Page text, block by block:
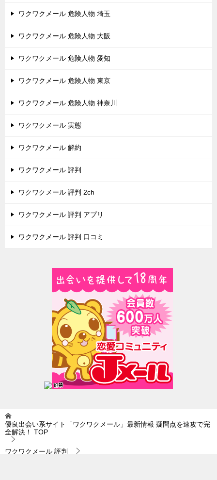
ワクワクメール 危険人物 埼玉
ワクワクメール 危険人物 大阪
ワクワクメール 危険人物 愛知
ワクワクメール 危険人物 東京
ワクワクメール 危険人物 神奈川
ワクワクメール 実態
ワクワクメール 解約
ワクワクメール 評判
ワクワクメール 評判 2ch
ワクワクメール 評判 アプリ
ワクワクメール 評判 口コミ
優良出会い系サイト「ワクワクメール」最新情報 疑問点を速攻で完
全解決！
TOP
ワクワクメール 評判